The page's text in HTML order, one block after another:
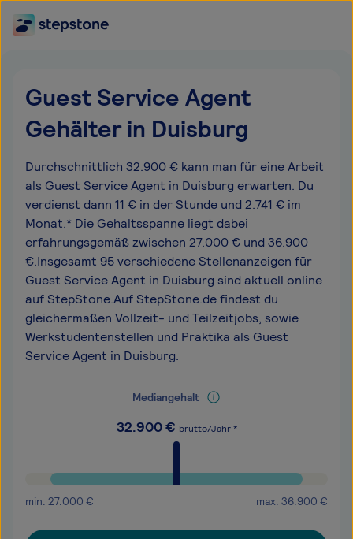
Guest Service Agent
Gehälter in Duisburg
Durchschnittlich 32.900 € kann man für eine Arbeit
als Guest Service Agent in Duisburg erwarten. Du
verdienst dann 11 € in der Stunde und 2.741 € im
Monat.* Die Gehaltsspanne liegt dabei
erfahrungsgemäß zwischen 27.000 € und 36.900
€.Insgesamt 95 verschiedene Stellenanzeigen für
Guest Service Agent in Duisburg sind aktuell online
auf StepStone.Auf StepStone.de findest du
gleichermaßen Vollzeit- und Teilzeitjobs, sowie
Werkstudentenstellen und Praktika als Guest
Service Agent in Duisburg.
Mediangehalt
32.900€ brutto/Jahr *
min. 27.000 € max. 36.900 €